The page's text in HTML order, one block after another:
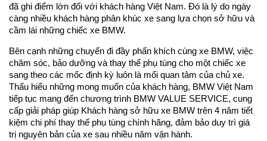
đã ghi điểm lớn đối với khách hàng Việt Nam. Đó là lý do ngày
càng nhiều khách hàng phân khúc xe sang lựa chọn sở hữu và
cầm lái những chiếc xe BMW.
Bên cạnh những chuyến đi đầy phấn khích cùng xe BMW, việc
chăm sóc, bảo dưỡng và thay thế phụ tùng cho một chiếc xe
sang theo các mốc định kỳ luôn là mối quan tâm của chủ xe.
Thấu hiểu những mong muốn của khách hàng, BMW Việt Nam
tiếp tục mang đến chương trình BMW VALUE SERVICE, cung
cấp giải pháp giúp Khách hàng sở hữu xe BMW trên 4 năm tiết
kiệm chi phí thay thế phụ tùng chính hãng, đảm bảo duy trì giá
trị nguyên bản của xe sau nhiều năm vận hành.